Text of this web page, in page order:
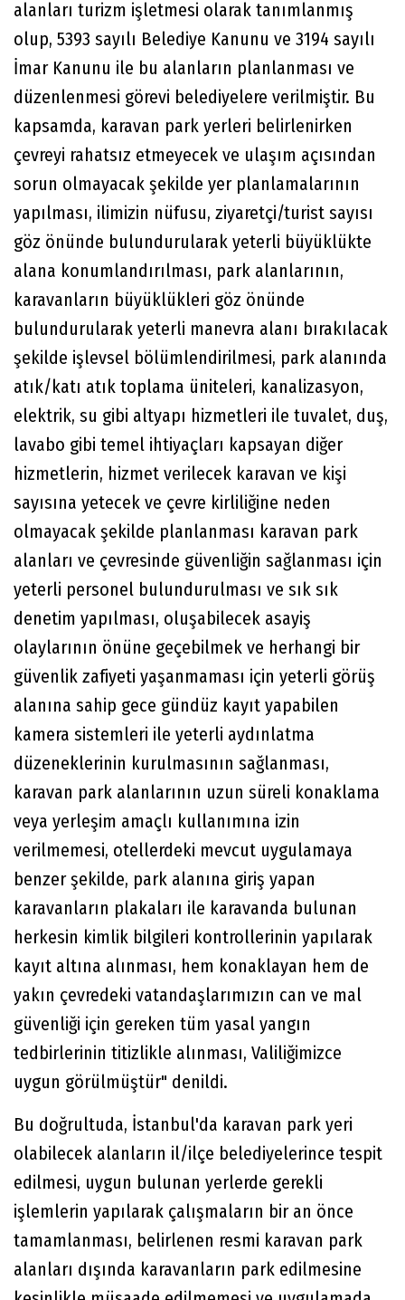
alanları turizm işletmesi olarak tanımlanmış
olup, 5393 sayılı Belediye Kanunu ve 3194 sayılı
İmar Kanunu ile bu alanların planlanması ve
düzenlenmesi görevi belediyelere verilmiştir. Bu
kapsamda, karavan park yerleri belirlenirken
çevreyi rahatsız etmeyecek ve ulaşım açısından
sorun olmayacak şekilde yer planlamalarının
yapılması, ilimizin nüfusu, ziyaretçi/turist sayısı
göz önünde bulundurularak yeterli büyüklükte
alana konumlandırılması, park alanlarının,
karavanların büyüklükleri göz önünde
bulundurularak yeterli manevra alanı bırakılacak
şekilde işlevsel bölümlendirilmesi, park alanında
atık/katı atık toplama üniteleri, kanalizasyon,
elektrik, su gibi altyapı hizmetleri ile tuvalet, duş,
lavabo gibi temel ihtiyaçları kapsayan diğer
hizmetlerin, hizmet verilecek karavan ve kişi
sayısına yetecek ve çevre kirliliğine neden
olmayacak şekilde planlanması karavan park
alanları ve çevresinde güvenliğin sağlanması için
yeterli personel bulundurulması ve sık sık
denetim yapılması, oluşabilecek asayiş
olaylarının önüne geçebilmek ve herhangi bir
güvenlik zafiyeti yaşanmaması için yeterli görüş
alanına sahip gece gündüz kayıt yapabilen
kamera sistemleri ile yeterli aydınlatma
düzeneklerinin kurulmasının sağlanması,
karavan park alanlarının uzun süreli konaklama
veya yerleşim amaçlı kullanımına izin
verilmemesi, otellerdeki mevcut uygulamaya
benzer şekilde, park alanına giriş yapan
karavanların plakaları ile karavanda bulunan
herkesin kimlik bilgileri kontrollerinin yapılarak
kayıt altına alınması, hem konaklayan hem de
yakın çevredeki vatandaşlarımızın can ve mal
güvenliği için gereken tüm yasal yangın
tedbirlerinin titizlikle alınması, Valiliğimizce
uygun görülmüştür" denildi.
Bu doğrultuda, İstanbul'da karavan park yeri
olabilecek alanların il/ilçe belediyelerince tespit
edilmesi, uygun bulunan yerlerde gerekli
işlemlerin yapılarak çalışmaların bir an önce
tamamlanması, belirlenen resmi karavan park
alanları dışında karavanların park edilmesine